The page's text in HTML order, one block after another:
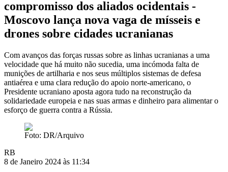
compromisso dos aliados ocidentais -
Moscovo lança nova vaga de mísseis e
drones sobre cidades ucranianas
Com avanços das forças russas sobre as linhas ucranianas a uma
velocidade que há muito não sucedia, uma incómoda falta de
munições de artilharia e nos seus múltiplos sistemas de defesa
antiaérea e uma clara redução do apoio norte-americano, o
Presidente ucraniano aposta agora tudo na reconstrução da
solidariedade europeia e nas suas armas e dinheiro para alimentar o
esforço de guerra contra a Rússia.
Foto: DR/Arquivo
RB
8 de Janeiro 2024 às 11:34